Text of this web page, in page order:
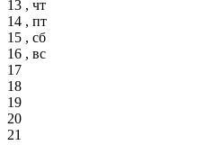
13 , чт
14 , пт
15 , сб
16 , вс
17
18
19
20
21